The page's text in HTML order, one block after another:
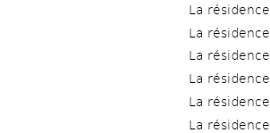
La résidence
La résidence
La résidence
La résidence
La résidence
La résidence